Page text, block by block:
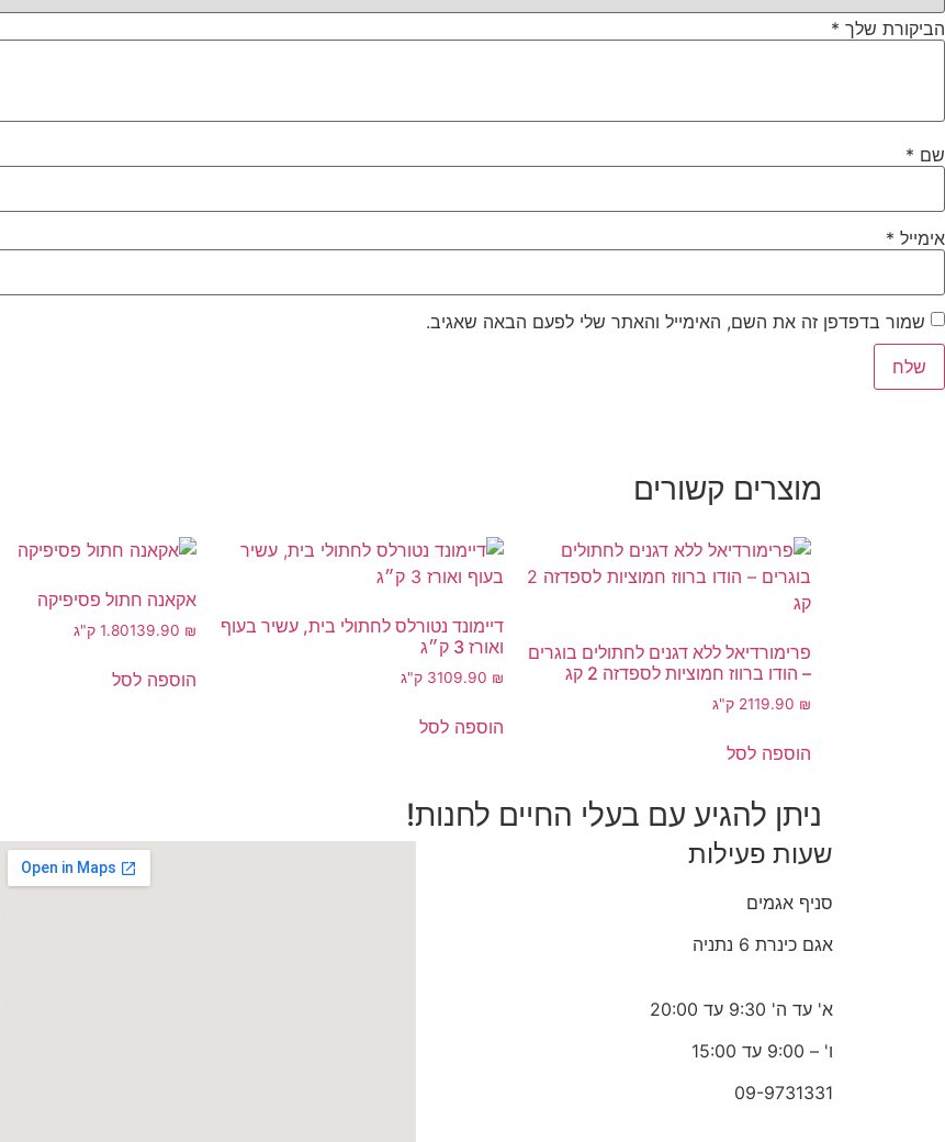
הביקורת שלך *
שם *
אימייל *
שמור בדפדפן זה את השם, האימייל והאתר שלי לפעם הבאה שאגיב.
מוצרים קשורים
פרימורדיאל ללא דגנים לחתולים בוגרים
– הודו ברווז חמוציות לספדזה 2 קג
119.90 ₪ 2 ק"ג
הוספה לסל
דיימונד נטורלס לחתולי בית, עשיר בעוף
ואורז 3 ק״ג
109.90 ₪ 3 ק"ג
הוספה לסל
אקאנה חתול פסיפיקה
139.90 ₪ 1.80 ק"ג
הוספה לסל
ניתן להגיע עם בעלי החיים לחנות!
שעות פעילות
סניף אגמים
אגם כינרת 6 נתניה
א' עד ה' 9:30 עד 20:00
ו' – 9:00 עד 15:00
09-9731331